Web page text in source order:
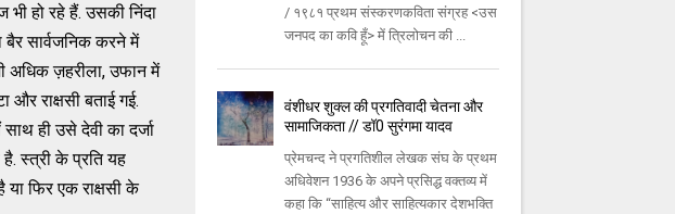
हो रहे हैं. उसकी निंदा
बैर सार्वजनिक करने में
अधिक ज़हरीला, उफान में
राक्षसी बताई गई.
ही उसे देवी का दर्जा
स्त्री के प्रति यह
या फिर एक राक्षसी के
/ १९८१ प्रथम संस्करणकविता संग्रह <उस
जनपद का कवि हूँ> में त्रिलोचन की ...
वंशीधर शुक्‍ल की प्रगतिवादी चेतना और
सामाजिकता // डॉ0 सुरंगमा यादव
प्रेमचन्‍द ने प्रगतिशील लेखक संघ के प्रथम
अधिवेशन 1936 के अपने प्रसिद्ध वक्‍तव्‍य में
कहा कि ‘‘साहित्‍य और साहित्‍यकार देशभक्‍ति